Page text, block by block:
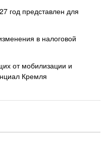
год представлен для
в налоговой
от мобилизации и
Кремля